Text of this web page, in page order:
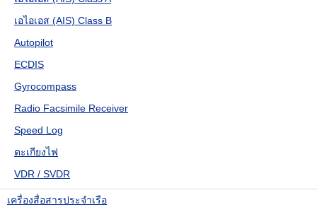
เอไอเอส (AIS) Class B
Autopilot
ECDIS
Gyrocompass
Radio Facsimile Receiver
Speed Log
ตะเกียงไฟ
VDR / SVDR
เครื่องสื่อสารประจำเรือ